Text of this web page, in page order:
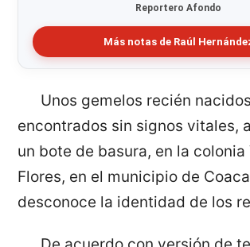
Reportero Afondo
Más notas de Raúl
Unos gemelos recién
encontrados sin signos vitales,
un bote de basura, en la colonia
Flores, en el municipio de
desconoce la identidad de los